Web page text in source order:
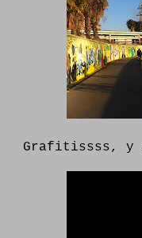
Grafitissss,